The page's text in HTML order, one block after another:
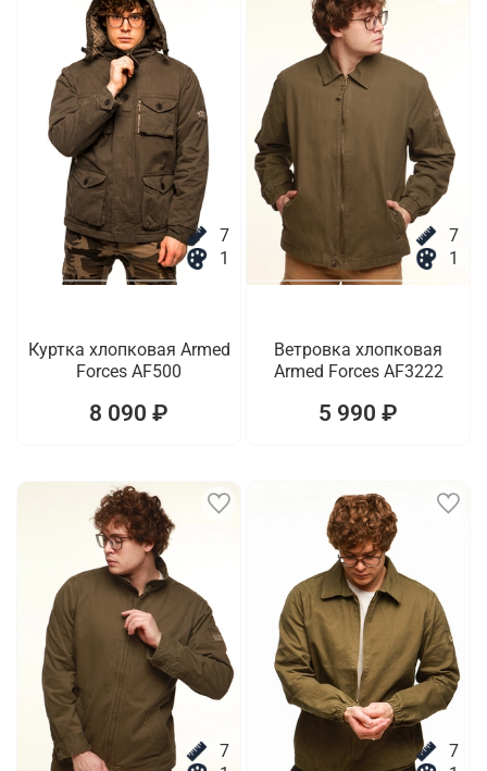
7
1
Куртка хлопковая Armed
Forces AF500
8 090 ₽
7
1
Ветровка хлопковая
Armed Forces AF3222
5 990 ₽
7
7